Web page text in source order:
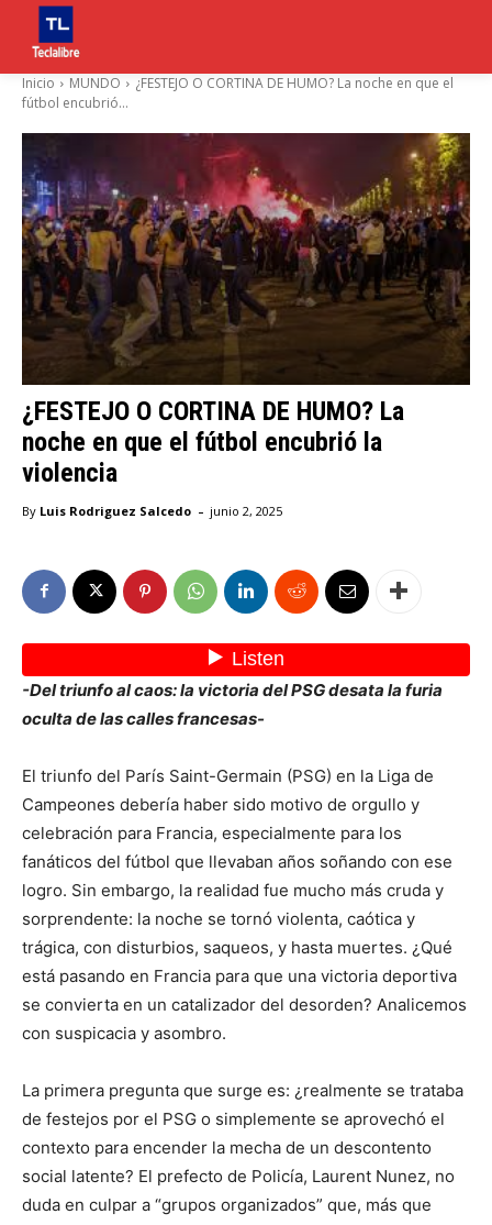
Inicio MUNDO
¿FESTEJO O CORTINA DE HUMO? La noche en que el
fútbol encubrió...
¿FESTEJO O CORTINA DE HUMO? La
noche en que el fútbol encubrió la
violencia
By Luis Rodriguez Salcedo - junio 2, 2025
-Del triunfo al caos: la victoria del PSG desata la furia
oculta de las calles francesas-
El triunfo del París Saint-Germain (PSG) en la Liga de
Campeones debería haber sido motivo de orgullo y
celebración para Francia, especialmente para los
fanáticos del fútbol que llevaban años soñando con ese
logro. Sin embargo, la realidad fue mucho más cruda y
sorprendente: la noche se tornó violenta, caótica y
trágica, con disturbios, saqueos, y hasta muertes. ¿Qué
está pasando en Francia para que una victoria deportiva
se convierta en un catalizador del desorden? Analicemos
con suspicacia y asombro.
La primera pregunta que surge es: ¿realmente se trataba
de festejos por el PSG o simplemente se aprovechó el
contexto para encender la mecha de un descontento
social latente? El prefecto de Policía, Laurent Nunez, no
duda en culpar a “grupos organizados” que, más que